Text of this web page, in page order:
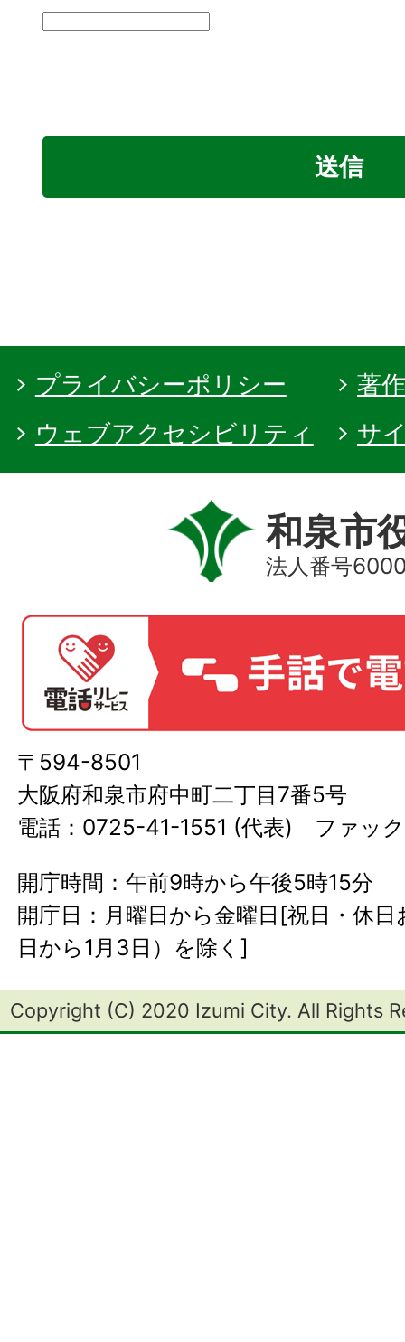
プライバシーポリシー
著
ウェブアクセシビリティ
サ
和泉市
法人番号
〒594-8501
大阪府和泉市府中町二丁目7番5号
電話：0725-41-1551 (代表) ファッ
開庁時間：午前9時から午後5時15分
開庁日：月曜日から金曜日[祝日・休
日から1月3日）を除く]
Copyright (C) 2020 Izumi City. All Rights